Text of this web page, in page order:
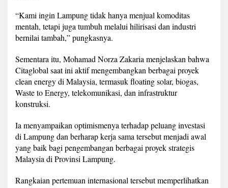
“Kami ingin Lampung tidak hanya menjual komoditas
mentah, tetapi juga tumbuh melalui hilirisasi dan industri
bernilai tambah,” pungkasnya.
Sementara itu, Mohamad Norza Zakaria menjelaskan bahwa
Citaglobal saat ini aktif mengembangkan berbagai proyek
clean energy di Malaysia, termasuk floating solar, biogas,
Waste to Energy, telekomunikasi, dan infrastruktur
konstruksi.
Ia menyampaikan optimismenya terhadap peluang investasi
di Lampung dan berharap kerja sama tersebut menjadi awal
yang baik bagi pengembangan berbagai proyek strategis
Malaysia di Provinsi Lampung.
Rangkaian pertemuan internasional tersebut memperlihatkan